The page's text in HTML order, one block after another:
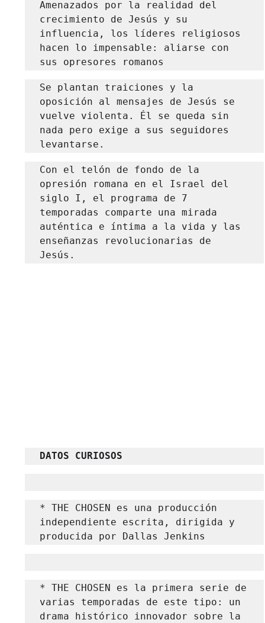
Amenazados por la realidad del
crecimiento de Jesús y su
influencia, los líderes religiosos
hacen lo impensable: aliarse con
sus opresores romanos
Se plantan traiciones y la
oposición al mensajes de Jesús se
vuelve violenta. Él se queda sin
nada pero exige a sus seguidores
levantarse.
Con el telón de fondo de la
opresión romana en el Israel del
siglo I, el programa de 7
temporadas comparte una mirada
auténtica e íntima a la vida y las
enseñanzas revolucionarias de
Jesús.
DATOS CURIOSOS
* THE CHOSEN es una producción
independiente escrita, dirigida y
producida por Dallas Jenkins
* THE CHOSEN es la primera serie de
varias temporadas de este tipo: un
drama histórico innovador sobre la